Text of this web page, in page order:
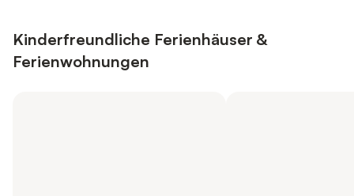
Kinderfreundliche Ferienhäuser &
Ferienwohnungen